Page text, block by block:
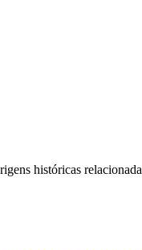
históricas